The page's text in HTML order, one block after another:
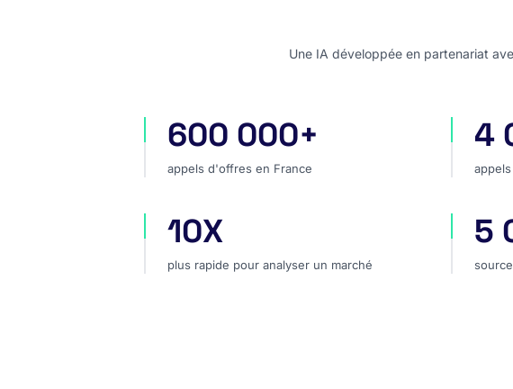
Une IA développée en partenariat
appels d'offres en France
600 000+
appels d'offres en France
4
plus rapide pour analyser un marché
10X
plus rapide pour analyser un marché
5